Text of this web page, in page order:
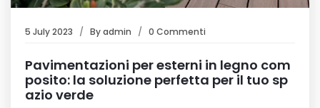
5 July 2023 Byadmin 0 Commenti
Pavimentazioni per esterni in legno com
posito: la soluzione perfetta per il tuo sp
azio verde